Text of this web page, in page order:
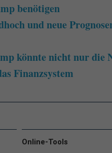
benötigen
und neue
könnte nicht nur die
Finanzsystem
Online-Tools